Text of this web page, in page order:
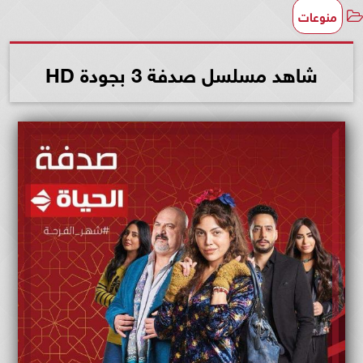
منوعات
شاهد مسلسل صدفة 3 بجودة HD